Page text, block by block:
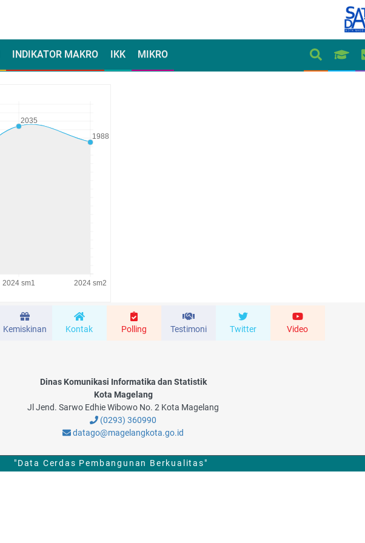
INDIKATOR MAKRO IKK MIKRO
Kemiskinan Kontak Polling Testimoni Twitter Video
Dinas Komunikasi Informatika dan Statistik
Kota Magelang
Jl Jend. Sarwo Edhie Wibowo No. 2 Kota Magelang
(0293) 360990
datago@magelangkota.go.id
"Data Cerdas Pembangunan Berkualitas"